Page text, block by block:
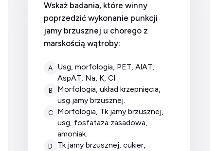
Wskaż badania, które winny
poprzedzić wykonanie punkcji
jamy brzusznej u chorego z
marskością wątroby:
A
usg, morfologia, PET, AlAT,
AspAT, Na, K, Cl.
B
morfologia, układ krzepnięcia,
usg jamy brzusznej.
C
morfologia, Tk jamy brzusznej,
usg, fosfataza zasadowa,
amoniak.
D
Tk jamy brzusznej, cukier,